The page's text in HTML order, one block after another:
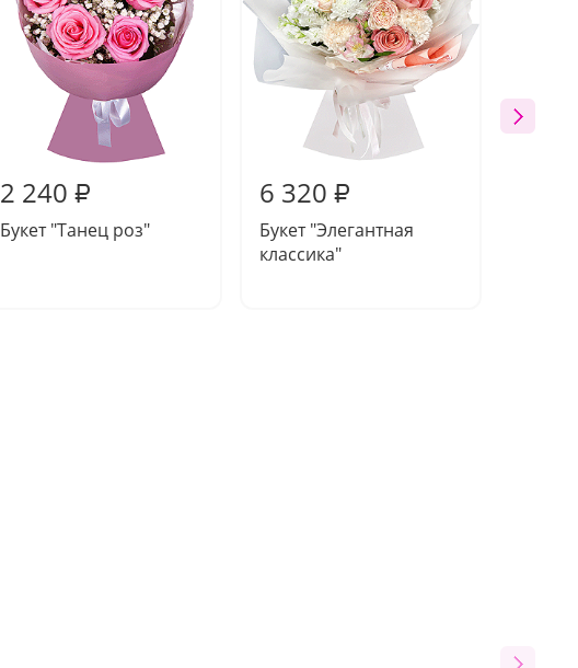
2 240 ₽
Букет "Танец роз"
6 320 ₽
Букет "Элегантная
классика"